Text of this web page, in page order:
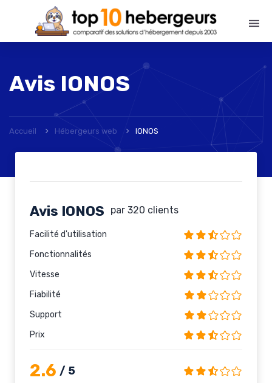
Avis IONOS
Accueil Hébergeurs web IONOS
Avis IONOS par 320 clients
Facilité d'utilisation
Fonctionnalités
Vitesse
Fiabilité
Support
Prix
2.6 / 5